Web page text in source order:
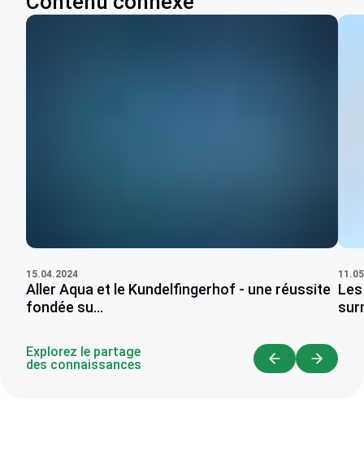
15.04.2024
Aller Aqua et le Kundelfingerhof - une réussite
fondée su...
Explorez le partage
des connaissances